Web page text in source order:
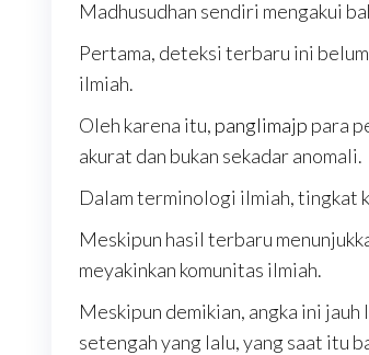
Madhusudhan sendiri mengakui
Pertama, deteksi terbaru ini
ilmiah.
Oleh karena itu, panglimajp para
akurat dan bukan sekadar anomali.
Dalam terminologi ilmiah, tingkat
Meskipun hasil terbaru
meyakinkan komunitas ilmiah.
Meskipun demikian, angka ini
setengah yang lalu, yang saat itu